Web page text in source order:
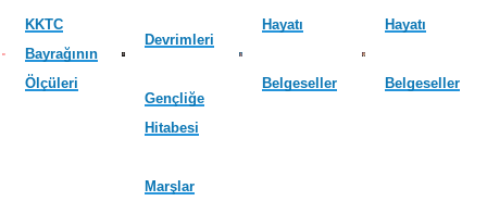
KKTC
Bayrağının
Ölçüleri
Devrimleri
Gençliğe
Hitabesi
Marşlar
Hayatı
Belgeseller
Hayatı
Belgeseller